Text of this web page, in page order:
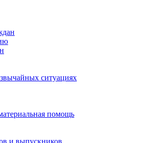
ситуациях
помощь
и выпускников